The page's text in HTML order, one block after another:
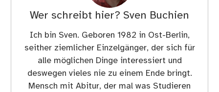
Wer schreibt hier? Sven Buchien
Ich bin Sven. Geboren 1982 in Ost-Berlin,
seither ziemlicher Einzelgänger, der sich für
alle möglichen Dinge interessiert und
deswegen vieles nie zu einem Ende bringt.
Mensch mit Abitur, der mal was Studieren